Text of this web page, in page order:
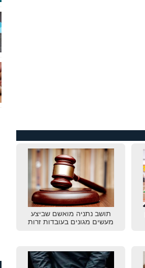
תושב נתניה מואשם שביצע
מעשים מגונים בעובדות זרות